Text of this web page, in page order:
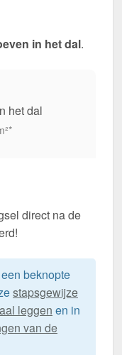
in het dal.
het dal
direct na de
beknopte
stapsgewijze
leggen en in
van de